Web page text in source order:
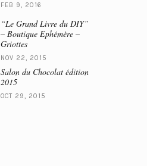
FEB 9, 2016
“Le Grand Livre du DIY”
– Boutique Ephémère –
Griottes
NOV 22, 2015
Salon du Chocolat édition
2015
OCT 29, 2015